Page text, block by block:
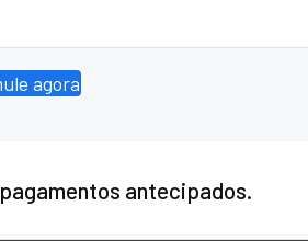
agora
antecipados.